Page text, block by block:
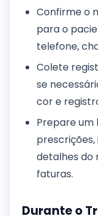
Confirme o
para o
telefone,
Colete
se
cor e
Prepare um
prescrições,
detalhes do
faturas.
Durante o